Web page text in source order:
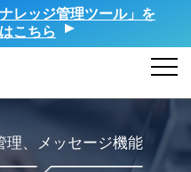
レッジ管理ツール」を
こちら
理、メッセージ機能